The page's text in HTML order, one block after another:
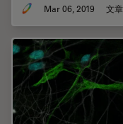
Mar 06, 2019 文章